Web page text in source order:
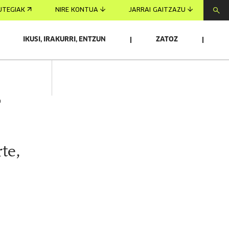
NIRE KONTUA JARRAI GAITZAZU
IKUSI, IRAKURRI, ENTZUN ZATOZ